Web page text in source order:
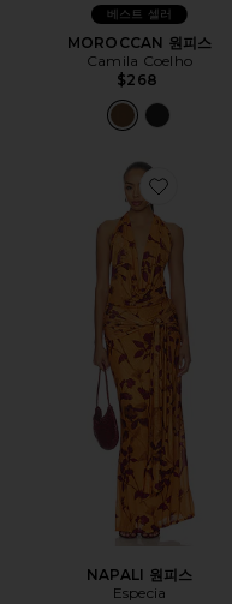
베스트 셀러
MOROCCAN 원피스
Camila Coelho
$268
NAPALI 원피스
Especia